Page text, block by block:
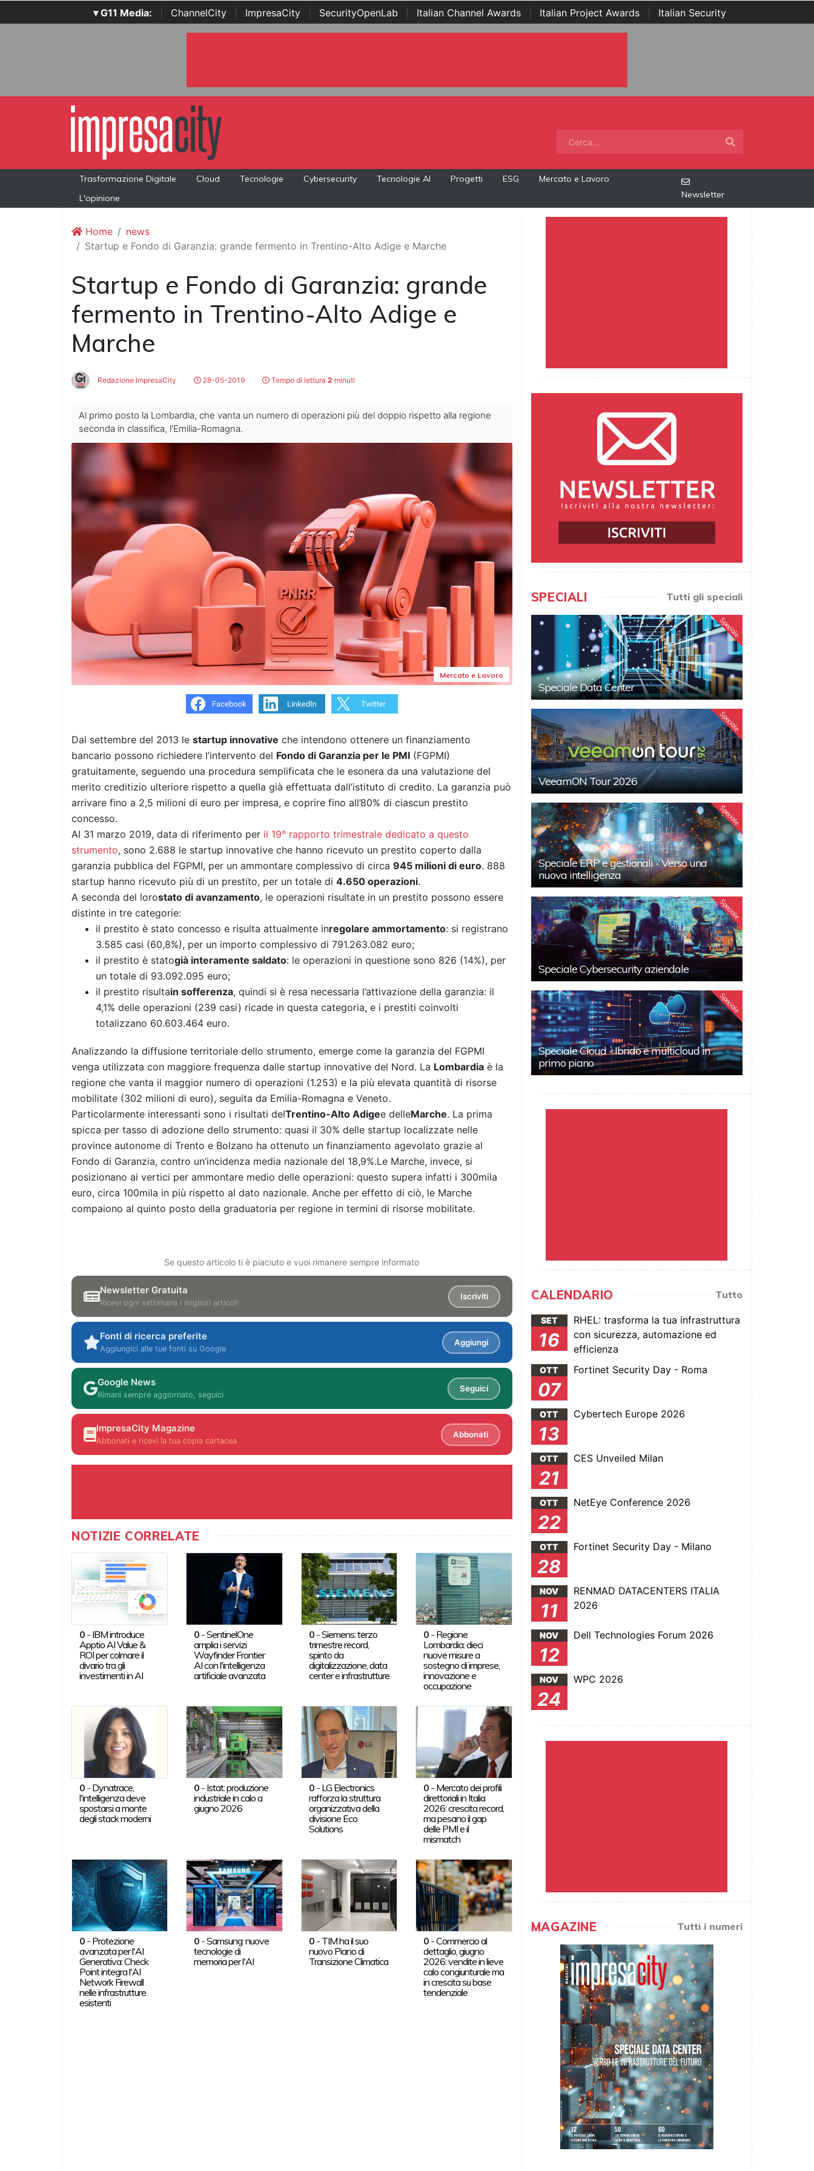
▾ G11 Media: ChannelCity ImpresaCity SecurityOpenLab Italian Channel Awards Italian Project Awards
Italian Security
Awards | ...
Trasformazione Digitale Cloud Tecnologie Cybersecurity Tecnologie AI Progetti ESG
Mercato e Lavoro
L'opinione
Newsletter
Home
news
Startup e Fondo di Garanzia: grande fermento in Trentino-Alto Adige e Marche
Startup e Fondo di Garanzia: grande
fermento in Trentino-Alto Adige e
Marche
Redazione ImpresaCity 28-05-2019 Tempo di lettura 2 minuti
Al primo posto la Lombardia, che vanta un numero di operazioni più del doppio rispetto alla regione
seconda in classifica, l’Emilia-Romagna.
Mercato e Lavoro
Dal settembre del 2013 le startup innovative che intendono ottenere un finanziamento
bancario possono richiedere l’intervento del Fondo di Garanzia per le PMI (FGPMI)
gratuitamente, seguendo una procedura semplificata che le esonera da una valutazione del
merito creditizio ulteriore rispetto a quella già effettuata dall’istituto di credito. La garanzia può
arrivare fino a 2,5 milioni di euro per impresa, e coprire fino all’80% di ciascun prestito
concesso.
Al 31 marzo 2019, data di riferimento per il 19° rapporto trimestrale dedicato a questo
strumento, sono 2.688 le startup innovative che hanno ricevuto un prestito coperto dalla
garanzia pubblica del FGPMI, per un ammontare complessivo di circa 945 milioni di euro. 888
startup hanno ricevuto più di un prestito, per un totale di 4.650 operazioni.
A seconda del lorostato di avanzamento, le operazioni risultate in un prestito possono essere
distinte in tre categorie:
il prestito è stato concesso e risulta attualmente inregolare ammortamento: si registrano
3.585 casi (60,8%), per un importo complessivo di 791.263.082 euro;
il prestito è statogià interamente saldato: le operazioni in questione sono 826 (14%), per
un totale di 93.092.095 euro;
il prestito risultain sofferenza, quindi si è resa necessaria l’attivazione della garanzia: il
4,1% delle operazioni (239 casi) ricade in questa categoria, e i prestiti coinvolti
totalizzano 60.603.464 euro.
Analizzando la diffusione territoriale dello strumento, emerge come la garanzia del FGPMI
venga utilizzata con maggiore frequenza dalle startup innovative del Nord. La Lombardia è la
regione che vanta il maggior numero di operazioni (1.253) e la più elevata quantità di risorse
mobilitate (302 milioni di euro), seguita da Emilia-Romagna e Veneto.
Particolarmente interessanti sono i risultati delTrentino-Alto Adigee delleMarche. La prima
spicca per tasso di adozione dello strumento: quasi il 30% delle startup localizzate nelle
province autonome di Trento e Bolzano ha ottenuto un finanziamento agevolato grazie al
Fondo di Garanzia, contro un’incidenza media nazionale del 18,9%.Le Marche, invece, si
posizionano ai vertici per ammontare medio delle operazioni: questo supera infatti i 300mila
euro, circa 100mila in più rispetto al dato nazionale. Anche per effetto di ciò, le Marche
compaiono al quinto posto della graduatoria per regione in termini di risorse mobilitate.
Se questo articolo ti è piaciuto e vuoi rimanere sempre informato
Newsletter Gratuita
Ricevi ogni settimana i migliori articoli
Iscriviti
Fonti di ricerca preferite
Aggiungici alle tue fonti su Google
Aggiungi
Google News
Rimani sempre aggiornato, seguici
Seguici
ImpresaCity Magazine
Abbonati e ricevi la tua copia cartacea
Abbonati
NOTIZIE CORRELATE
0- IBM introduce
Apptio AI Value &
ROI per colmare il
divario tra gli
investimenti in AI
0 -SentinelOne
amplia i servizi
Wayfinder Frontier
AI con l'intelligenza
artificiale avanzata
0-Siemens: terzo
trimestre record,
spinto da
digitalizzazione, data
center e infrastrutture
0 - Regione
Lombardia: dieci
nuove misure a
sostegno di imprese,
innovazione e
occupazione
0- Dynatrace,
l'intelligenza deve
spostarsi a monte
degli stack moderni
0 - Istat: produzione
industriale in calo a
giugno 2026
0- LG Electronics
rafforza la struttura
organizzativa della
divisione Eco
Solutions
0 - Mercato dei profili
direttoriali in Italia
2026: crescita record,
ma pesano il gap
delle PMI e il
mismatch
0- Protezione
avanzata per l'AI
Generativa: Check
Point integra l'AI
Network Firewall
nelle infrastrutture
esistenti
0 -Samsung: nuove
tecnologie di
memoria per l'AI
0- TIM ha il suo
nuovo Piano di
Transizione Climatica
0 -Commercio al
dettaglio, giugno
2026: vendite in lieve
calo congiunturale ma
in crescita su base
tendenziale
SPECIALI Tutti gli speciali
Speciale
Speciale Data Center
Speciale
VeeamON Tour 2026
Speciale
Speciale ERP e gestionali - Verso una
nuova intelligenza
Speciale
Speciale Cybersecurity aziendale
Speciale
Speciale Cloud - Ibrido e multicloud in
primo piano
CALENDARIO Tutto
SET
16
RHEL: trasforma la tua infrastruttura
con sicurezza, automazione ed
efficienza
OTT
07
Fortinet Security Day - Roma
OTT
13
Cybertech Europe 2026
OTT
21
CES Unveiled Milan
OTT
22
NetEye Conference 2026
OTT
28
Fortinet Security Day - Milano
NOV
11
RENMAD DATACENTERS ITALIA
2026
NOV
12
Dell Technologies Forum 2026
NOV
24
WPC 2026
MAGAZINE Tutti i numeri